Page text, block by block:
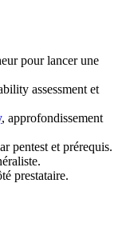
pour lancer une
assessment et
, approfondissement
pentest et prérequis.
prestataire.